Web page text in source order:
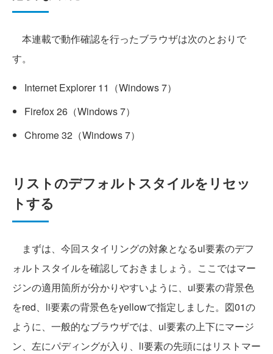
本連載で動作確認を行ったブラウザは次のとおりで
す。
Internet Explorer 11（Windows 7）
Firefox 26（Windows 7）
Chrome 32（Windows 7）
リストのデフォルトスタイルをリセッ
トする
まずは、今回スタイリングの対象となるul要素のデフ
ォルトスタイルを確認しておきましょう。ここではマー
ジンの適用箇所が分かりやすいように、ul要素の背景色
をred、li要素の背景色をyellowで指定しました。図01の
ように、一般的なブラウザでは、ul要素の上下にマージ
ン、左にパディングが入り、li要素の先頭にはリストマー